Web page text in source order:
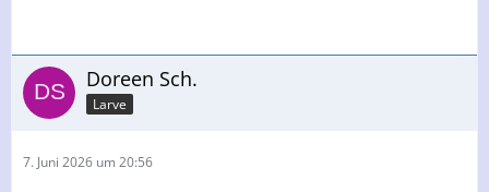
Doreen Sch.
Larve
7. Juni 2026 um 20:56